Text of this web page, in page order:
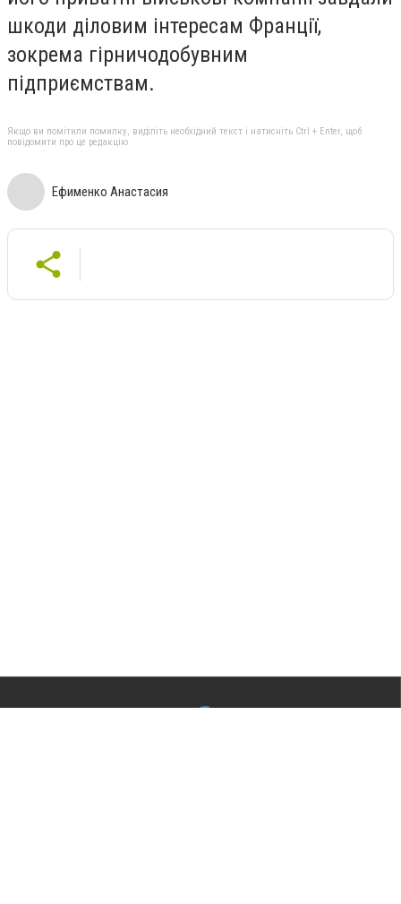
шкоди діловим інтересам Франції,
зокрема гірничодобувним
підприємствам.
Якщо ви помітили помилку, виділіть необхідний текст і натисніть Ctrl + Enter, щоб
повідомити про це редакцію
Ефименко Анастасия